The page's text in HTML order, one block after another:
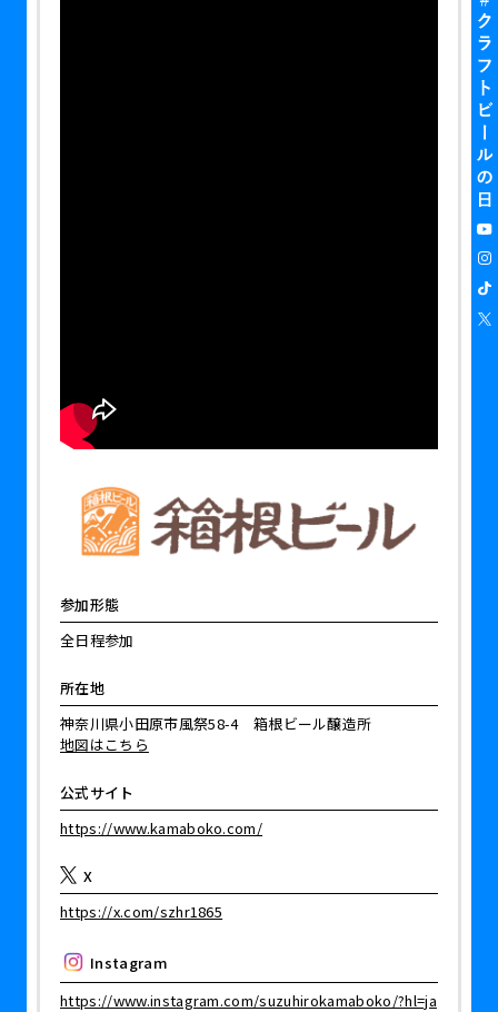
参加形態
全日程参加
所在地
神奈川県小田原市風祭58-4 箱根ビール醸造所
地図はこちら
公式サイト
https://www.kamaboko.com/
X
https://x.com/szhr1865
Instagram
https://www.instagram.com/suzuhirokamaboko/?hl=ja